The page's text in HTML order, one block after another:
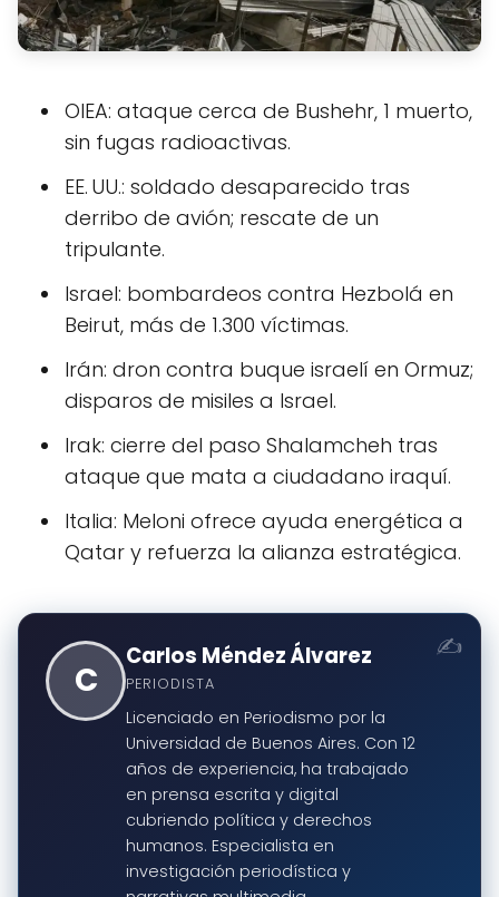
OIEA: ataque cerca de Bushehr, 1 muerto,
sin fugas radioactivas.
EE. UU.: soldado desaparecido tras
derribo de avión; rescate de un
tripulante.
Israel: bombardeos contra Hezbolá en
Beirut, más de 1.300 víctimas.
Irán: dron contra buque israelí en Ormuz;
disparos de misiles a Israel.
Irak: cierre del paso Shalamcheh tras
ataque que mata a ciudadano iraquí.
Italia: Meloni ofrece ayuda energética a
Qatar y refuerza la alianza estratégica.
C
Carlos Méndez Álvarez
PERIODISTA
Licenciado en Periodismo por la
Universidad de Buenos Aires. Con 12
años de experiencia, ha trabajado
en prensa escrita y digital
cubriendo política y derechos
humanos. Especialista en
investigación periodística y